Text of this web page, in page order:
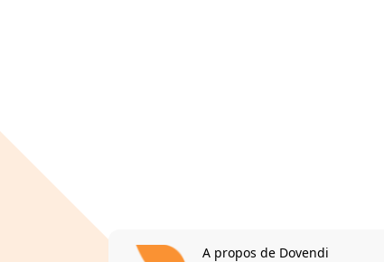
A propos de Dovendi